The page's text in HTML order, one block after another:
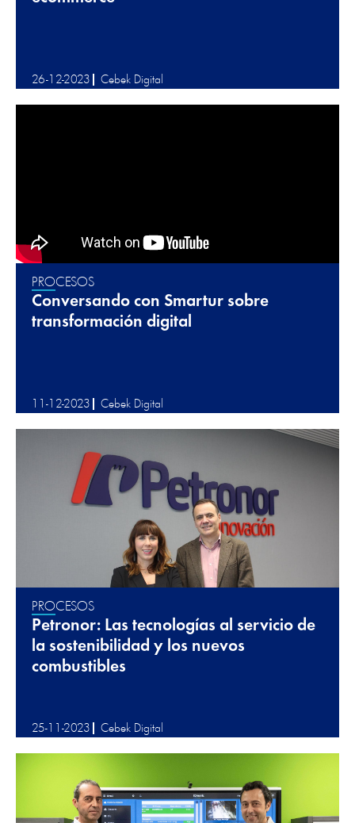
26-12-2023 Cebek Digital
PROCESOS
Conversando con Smartur sobre
transformación digital
11-12-2023 Cebek Digital
PROCESOS
Petronor: Las tecnologías al servicio de
la sostenibilidad y los nuevos
combustibles
25-11-2023 Cebek Digital